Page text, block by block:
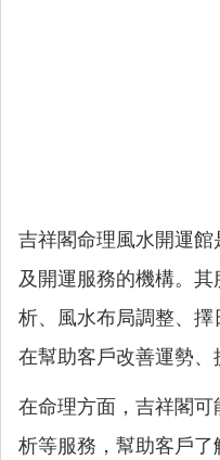
吉祥閣命理風水開運
及開運服務的機構。
析、風水布局調整、
在幫助客戶改善運勢、
在命理方面，吉祥閣
析等服務，幫助客戶